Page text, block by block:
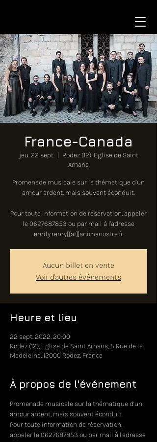
France-Canada
jeu. 22 sept.
  |
Rodez (12), Eglise de Saint
Amans
Promenade musicale sur la thématique d’un
amour ardent, mais souvent éconduit.
Pour toute information de réservation, appeler
le 0627687853 ou par mail à l'adresse
emily.remy[[at]]animanostra.fr
Aucun billet en vente
Voir d'autres événements
Heure et lieu
22 sept. 2022, 20:00
Rodez (12), Eglise de Saint Amans, 5 Rue de la
Madeleine, 12000 Rodez, France
À propos de l'événement
Promenade musicale sur la thématique d’un
amour ardent, mais souvent éconduit.
Pour toute information de réservation,
appeler le 0627687853 ou par mail à l'adresse